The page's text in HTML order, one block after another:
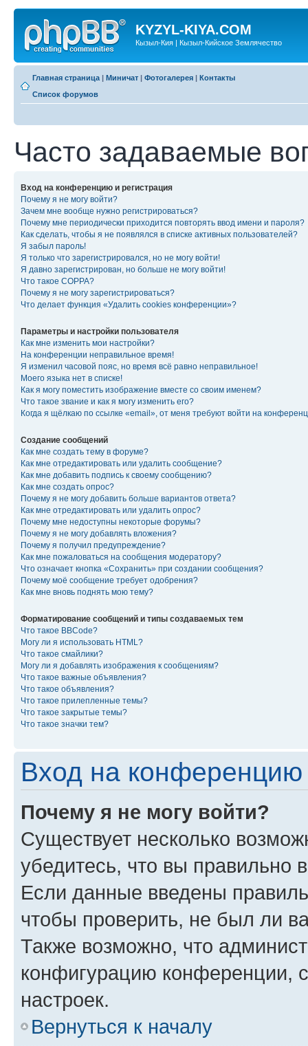
KYZYL-KIYA.COM
Кызыл-Кия | Кызыл-Кийское Землячество
Главная страница | Миничат | Фотогалерея | Контакты
Список форумов
Часто задаваемые
Вход на конференцию и регистрация
Почему я не могу войти?
Зачем мне вообще нужно регистрироваться?
Почему мне периодически приходится повторять ввод имени и пароля?
Как сделать, чтобы я не появлялся в списке активных пользователей?
Я забыл пароль!
Я только что зарегистрировался, но не могу войти!
Я давно зарегистрирован, но больше не могу войти!
Что такое COPPA?
Почему я не могу зарегистрироваться?
Что делает функция «Удалить cookies конференции»?
Параметры и настройки пользователя
Как мне изменить мои настройки?
На конференции неправильное время!
Я изменил часовой пояс, но время всё равно неправильное!
Моего языка нет в списке!
Как я могу поместить изображение вместе со своим именем?
Что такое звание и как я могу изменить его?
Когда я щёлкаю по ссылке «email», от меня требуют войти на
Создание сообщений
Как мне создать тему в форуме?
Как мне отредактировать или удалить сообщение?
Как мне добавить подпись к своему сообщению?
Как мне создать опрос?
Почему я не могу добавить больше вариантов ответа?
Как мне отредактировать или удалить опрос?
Почему мне недоступны некоторые форумы?
Почему я не могу добавлять вложения?
Почему я получил предупреждение?
Как мне пожаловаться на сообщения модератору?
Что означает кнопка «Сохранить» при создании сообщения?
Почему моё сообщение требует одобрения?
Как мне вновь поднять мою тему?
Форматирование сообщений и типы создаваемых тем
Что такое BBCode?
Могу ли я использовать HTML?
Что такое смайлики?
Могу ли я добавлять изображения к сообщениям?
Что такое важные объявления?
Что такое объявления?
Что такое прилепленные темы?
Что такое закрытые темы?
Что такое значки тем?
Вход на конференцию
Почему я не могу войти?
Существует несколько
убедитесь, что вы правильно
Если данные введены
чтобы проверить, не был ли
Также возможно, что
конфигурацию конференции,
настроек.
Вернуться к началу